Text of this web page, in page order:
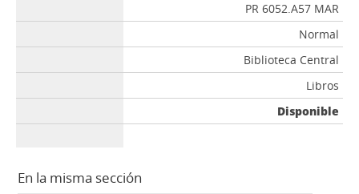
PR 6052.A57 MAR
Normal
Biblioteca Central
Libros
Disponible
En la misma sección